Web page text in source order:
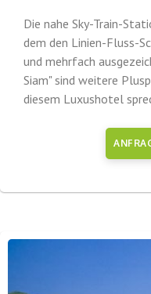
Die nahe Sky-Train-
dem den Linien-Fluss-
und mehrfach
Siam" sind weitere
diesem Luxushotel